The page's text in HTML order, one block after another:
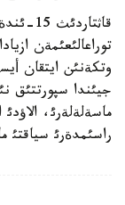
توراعالئعئمةن
وتكةنئن ايتقان
جيئندا سپورتتئق
ماسةلةلةرئ،
راسئمدةرئ سياقتئ